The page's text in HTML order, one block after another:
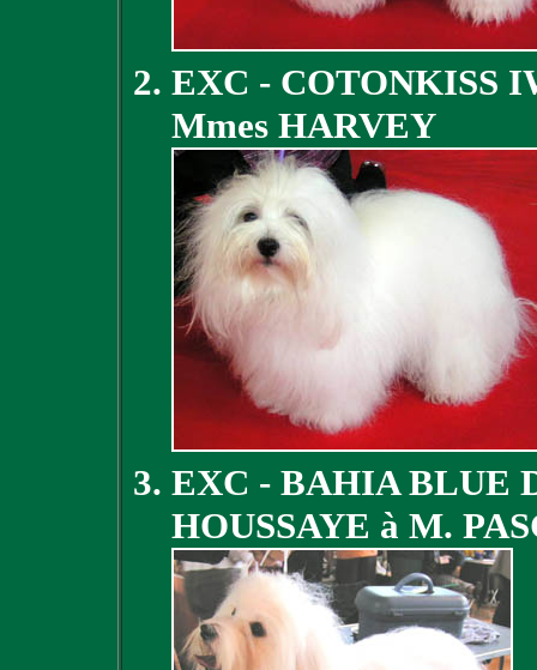
EXC - COTONKISS
Mmes HARVEY
EXC - BAHIA BLUE
HOUSSAYE à M.